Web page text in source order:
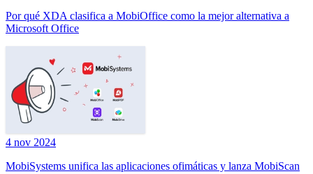
Por qué XDA clasifica a MobiOffice como la mejor alternativa a
Microsoft Office
4 nov 2024
MobiSystems unifica las aplicaciones ofimáticas y lanza MobiScan